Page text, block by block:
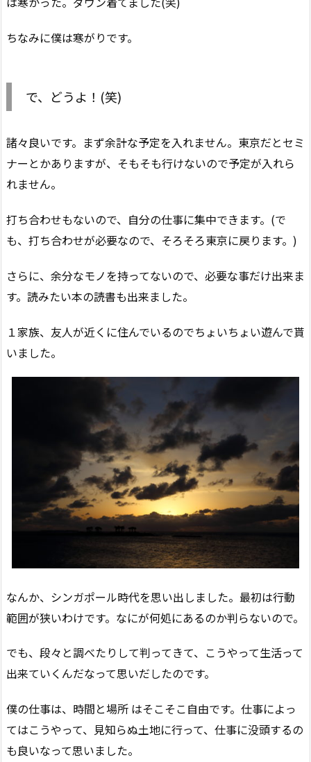
ちなみに僕は寒がりです。
で、どうよ！(笑)
諸々良いです。まず余計な予定を入れません。東京だとセミ
ナーとかありますが、そもそも行けないので予定が入れら
れません。
打ち合わせもないので、自分の仕事に集中できます。(で
も、打ち合わせが必要なので、そろそろ東京に戻ります。)
さらに、余分なモノを持ってないので、必要な事だけ出来ま
す。読みたい本の読書も出来ました。
１家族、友人が近くに住んでいるのでちょいちょい遊んで貰
いました。
なんか、シンガポール時代を思い出しました。最初は行動
範囲が狭いわけです。なにが何処にあるのか判らないので。
でも、段々と調べたりして判ってきて、こうやって生活って
出来ていくんだなって思いだしたのです。
僕の仕事は、時間と場所 はそこそこ自由です。仕事によっ
てはこうやって、見知らぬ土地に行って、仕事に没頭するの
も良いなって思いました。